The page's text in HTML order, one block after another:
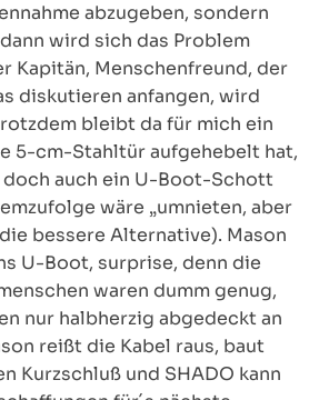
abzugeben, sondern
wird sich das Problem
Kapitän, Menschenfreund, der
diskutieren anfangen, wird
bleibt da für mich ein
5-cm-Stahltür aufgehebelt hat,
auch ein U-Boot-Schott
wäre „umnieten, aber
bessere Alternative). Mason
U-Boot, surprise, denn die
waren dumm genug,
nur halbherzig abgedeckt an
reißt die Kabel raus, baut
Kurzschluß und SHADO kann